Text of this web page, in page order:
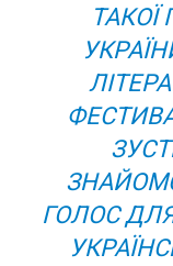
ТАКОЇ
ГОЛОС